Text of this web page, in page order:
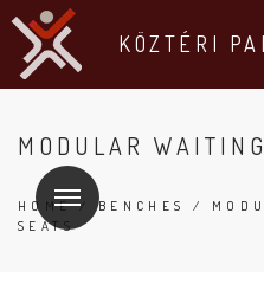
KÖZTÉRI
MODULAR
HOME/BENCHES
/
SEATS